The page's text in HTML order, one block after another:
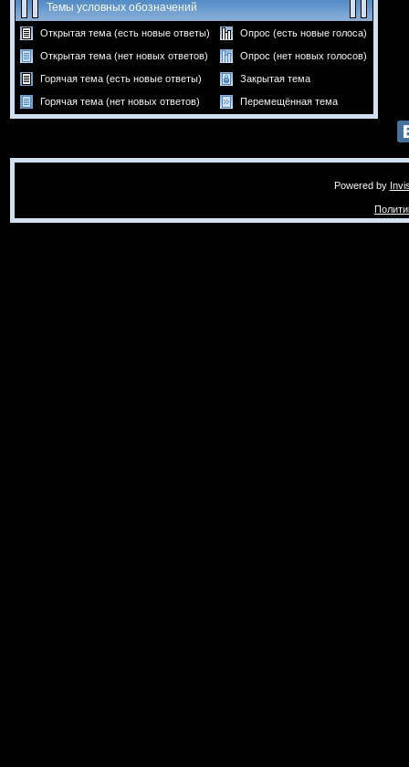
Темы условных обозначений
Открытая тема (есть новые ответы) Опрос (есть новые голоса)
Открытая тема (нет новых ответов) Опрос (нет новых голосов)
Горячая тема (есть новые ответы) Закрытая тема
Горячая тема (нет новых ответов) Перемещённая тема
Powered by